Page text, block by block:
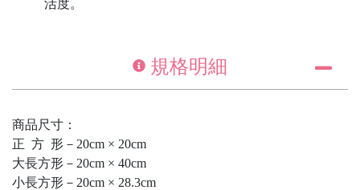
活度。
規格明細
商品尺寸：
正 方 形－20cm × 20cm
大長方形－20cm × 40cm
小長方形－20cm × 28.3cm